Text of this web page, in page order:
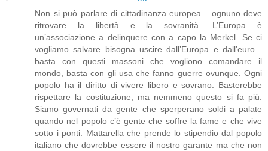
Non si può parlare di cittadinanza europea... ognuno deve
ritrovare la libertà e la sovranità. L’Europa è
un’associazione a delinquere con a capo la Merkel. Se ci
vogliamo salvare bisogna uscire dall’Europa e dall’euro...
basta con questi massoni che vogliono comandare il
mondo, basta con gli usa che fanno guerre ovunque. Ogni
popolo ha il diritto di vivere libero e sovrano. Basterebbe
rispettare la costituzione, ma nemmeno questo si fa più.
Siamo governati da gente che sperperano soldi a palate
quando nel popolo c’è gente che soffre la fame e che vive
sotto i ponti. Mattarella che prende lo stipendio dal popolo
italiano che dovrebbe essere il nostro garante ma che non